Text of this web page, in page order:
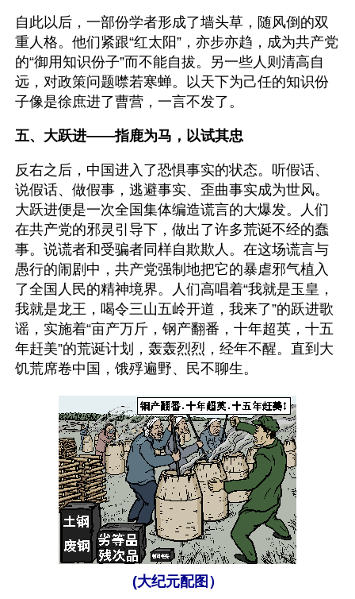
自此以后，一部份学者形成了墙头草，随风倒的双
重人格。他们紧跟“红太阳”，亦步亦趋，成为共产党
的“御用知识份子”而不能自拔。另一些人则清高自
远，对政策问题噤若寒蝉。以天下为己任的知识份
子像是徐庶进了曹营，一言不发了。
五、大跃进——指鹿为马，以试其忠
反右之后，中国进入了恐惧事实的状态。听假话、
说假话、做假事，逃避事实、歪曲事实成为世风。
大跃进便是一次全国集体编造谎言的大爆发。人们
在共产党的邪灵引导下，做出了许多荒诞不经的蠢
事。说谎者和受骗者同样自欺欺人。在这场谎言与
愚行的闹剧中，共产党强制地把它的暴虐邪气植入
了全国人民的精神境界。人们高唱着“我就是玉皇，
我就是龙王，喝令三山五岭开道，我来了”的跃进歌
谣，实施着“亩产万斤，钢产翻番，十年超英，十五
年赶美”的荒诞计划，轰轰烈烈，经年不醒。直到大
饥荒席卷中国，饿殍遍野、民不聊生。
(大纪元配图）